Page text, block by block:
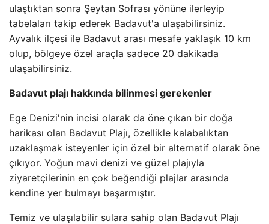
ulaştıktan sonra Şeytan Sofrası yönüne ilerleyip
tabelaları takip ederek Badavut'a ulaşabilirsiniz.
Ayvalık ilçesi ile Badavut arası mesafe yaklaşık 10 km
olup, bölgeye özel araçla sadece 20 dakikada
ulaşabilirsiniz.
Badavut plajı hakkında bilinmesi gerekenler
Ege Denizi'nin incisi olarak da öne çıkan bir doğa
harikası olan Badavut Plajı, özellikle kalabalıktan
uzaklaşmak isteyenler için özel bir alternatif olarak öne
çıkıyor. Yoğun mavi denizi ve güzel plajıyla
ziyaretçilerinin en çok beğendiği plajlar arasında
kendine yer bulmayı başarmıştır.
Temiz ve ulaşılabilir sulara sahip olan Badavut Plajı